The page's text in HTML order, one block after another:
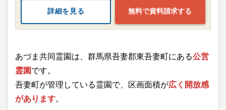
詳細を見る 無料で資料請求する
あづま共同霊園は、群馬県吾妻郡東吾妻町にある公営
霊園です。
吾妻町が管理している霊園で、区画面積が広く開放感
があります。